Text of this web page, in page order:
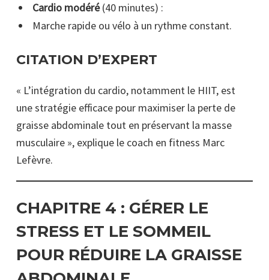
Cardio modéré(40 minutes) :
Marche rapide ou vélo à un rythme constant.
CITATION D’EXPERT
« L’intégration du cardio, notamment le HIIT, est
une stratégie efficace pour maximiser la perte de
graisse abdominale tout en préservant la masse
musculaire », explique le coach en fitness Marc
Lefèvre.
CHAPITRE 4 : GÉRER LE
STRESS ET LE SOMMEIL
POUR RÉDUIRE LA GRAISSE